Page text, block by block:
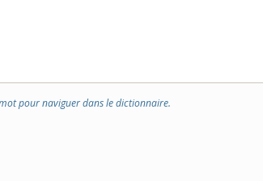
pour naviguer dans le dictionnaire.